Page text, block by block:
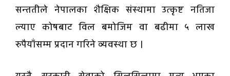
सन्ततीले नेपालका शैक्षिक संस्थामा उत्कृष्ट नतिजा
ल्याए कोषबाट विल बमोजिम वा बढीमा ५ लाख
रुपैयाँसम्म प्रदान गरिने व्यवस्था छ ।